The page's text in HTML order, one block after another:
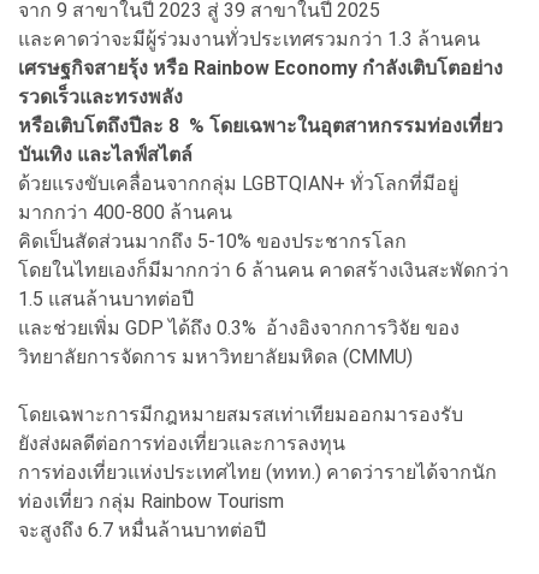
จาก 9 สาขาในปี 2023 สู่ 39 สาขาในปี 2025
และคาดว่าจะมีผู้ร่วมงานทั่วประเทศรวมกว่า 1.3 ล้านคน
เศรษฐกิจสายรุ้ง หรือ Rainbow Economy กำลังเติบโตอย่าง
รวดเร็วและทรงพลัง
หรือเติบโตถึงปีละ 8 % โดยเฉพาะในอุตสาหกรรมท่องเที่ยว
บันเทิง และไลฟ์สไตล์
ด้วยแรงขับเคลื่อนจากกลุ่ม LGBTQIAN+ ทั่วโลกที่มีอยู่
มากกว่า 400-800 ล้านคน
คิดเป็นสัดส่วนมากถึง 5-10% ของประชากรโลก
โดยในไทยเองก็มีมากกว่า 6 ล้านคน คาดสร้างเงินสะพัดกว่า
1.5 แสนล้านบาทต่อปี
และช่วยเพิ่ม GDP ได้ถึง 0.3% อ้างอิงจากการวิจัย ของ
วิทยาลัยการจัดการ มหาวิทยาลัยมหิดล (CMMU)
โดยเฉพาะการมีกฎหมายสมรสเท่าเทียมออกมารองรับ
ยังส่งผลดีต่อการท่องเที่ยวและการลงทุน
การท่องเที่ยวแห่งประเทศไทย (ททท.) คาดว่ารายได้จากนัก
ท่องเที่ยว กลุ่ม Rainbow Tourism
จะสูงถึง 6.7 หมื่นล้านบาทต่อปี